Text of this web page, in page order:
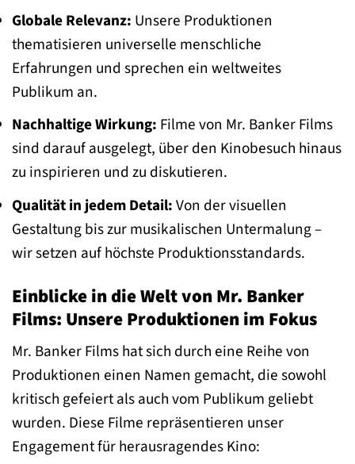
Globale Relevanz: Unsere Produktionen
thematisieren universelle menschliche
Erfahrungen und sprechen ein weltweites
Publikum an.
Nachhaltige Wirkung: Filme von Mr. Banker Films
sind darauf ausgelegt, über den Kinobesuch hinaus
zu inspirieren und zu diskutieren.
Qualität in jedem Detail:Von der visuellen
Gestaltung bis zur musikalischen Untermalung –
wir setzen auf höchste Produktionsstandards.
Einblicke in die Welt von Mr. Banker
Films: Unsere Produktionen im Fokus
Mr. Banker Films hat sich durch eine Reihe von
Produktionen einen Namen gemacht, die sowohl
kritisch gefeiert als auch vom Publikum geliebt
wurden. Diese Filme repräsentieren unser
Engagement für herausragendes Kino: